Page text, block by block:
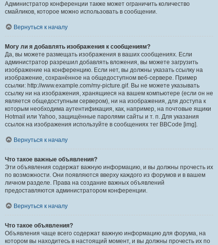
Администратор конференции также может ограничить количество
смайликов, которое можно использовать в сообщении.
Вернуться к началу
Могу ли я добавлять изображения к сообщениям?
Да, вы можете размещать изображения в ваших сообщениях. Если
администратор разрешил добавлять вложения, вы можете загрузить
изображение на конференцию. Если нет, вы должны указать ссылку на
изображение, сохранённое на общедоступном веб-сервере. Пример
ссылки: http://www.example.com/my-picture.gif. Вы не можете указывать
ссылку ни на изображения, хранящиеся на вашем компьютере (если он не
является общедоступным сервером), ни на изображения, для доступа к
которым необходима аутентификация, как, например, на почтовые ящики
Hotmail или Yahoo, защищённые паролями сайты и т. п. Для указания
ссылок на изображения используйте в сообщениях тег BBCode [img].
Вернуться к началу
Что такое важные объявления?
Эти объявления содержат важную информацию, и вы должны прочесть их
по возможности. Они появляются вверху каждого из форумов и в вашем
личном разделе. Права на создание важных объявлений
предоставляются администратором конференции.
Вернуться к началу
Что такое объявления?
Объявления чаще всего содержат важную информацию для форума, на
котором вы находитесь в настоящий момент, и вы должны прочесть их по